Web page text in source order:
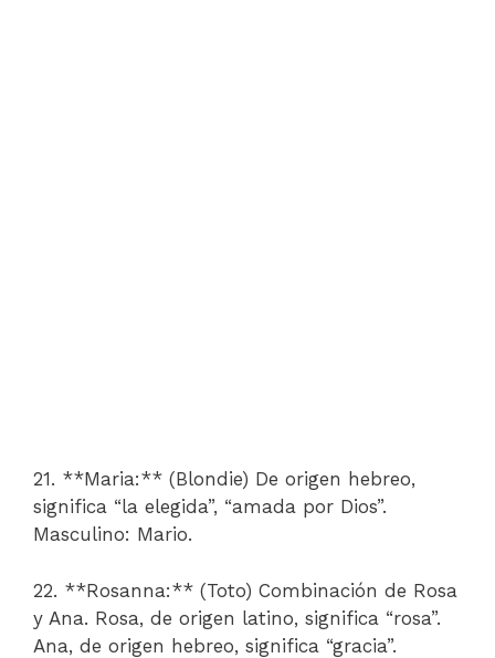
21. **Maria:** (Blondie) De origen hebreo,
significa “la elegida”, “amada por Dios”.
Masculino: Mario.
22. **Rosanna:** (Toto) Combinación de Rosa
y Ana. Rosa, de origen latino, significa “rosa”.
Ana, de origen hebreo, significa “gracia”.